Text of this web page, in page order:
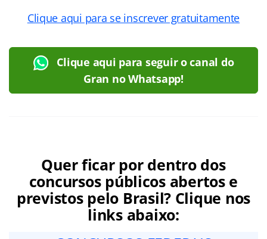
Clique aqui para se inscrever gratuitamente
Clique aqui para seguir o canal do
Gran no Whatsapp!
Quer ficar por dentro dos
concursos públicos abertos e
previstos pelo Brasil? Clique nos
links abaixo: